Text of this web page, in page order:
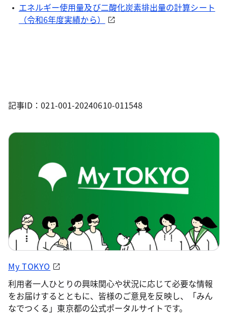
エネルギー使用量及び二酸化炭素排出量の計算シート
（令和6年度実績から）
記事ID：021-001-20240610-011548
My TOKYO
利用者一人ひとりの興味関心や状況に応じて必要な情報
をお届けするとともに、皆様のご意見を反映し、「みん
なでつくる」東京都の公式ポータルサイトです。